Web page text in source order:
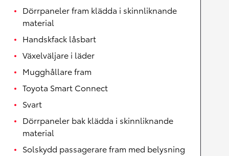
Dörrpaneler fram klädda i skinnliknande
material
Handskfack låsbart
Växelväljare i läder
Mugghållare fram
Toyota Smart Connect
Svart
Dörrpaneler bak klädda i skinnliknande
material
Solskydd passagerare fram med belysning